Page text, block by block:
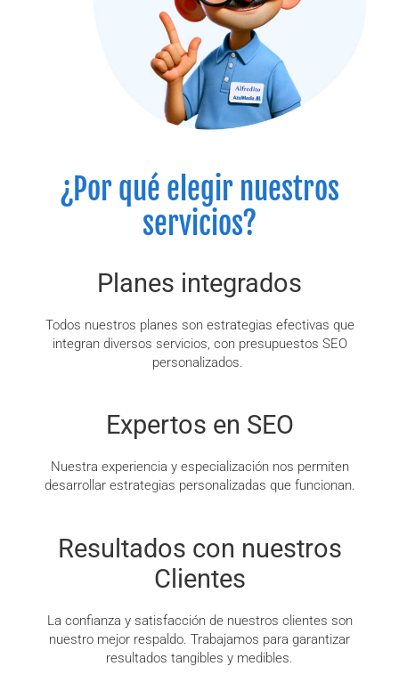
¿Por qué elegir nuestros
servicios?
Planes integrados
Todos nuestros planes son estrategias efectivas que
integran diversos servicios, con presupuestos SEO
personalizados.
Expertos en SEO
Nuestra experiencia y especialización nos permiten
desarrollar estrategias personalizadas que funcionan.
Resultados con nuestros
Clientes
La confianza y satisfacción de nuestros clientes son
nuestro mejor respaldo. Trabajamos para garantizar
resultados tangibles y medibles.